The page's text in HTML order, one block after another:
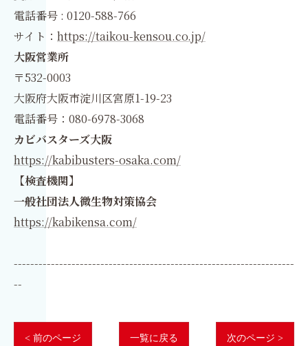
電話番号 : 0120-588-766
サイト： https://taikou-kensou.co.jp/
大阪営業所
〒532-0003
大阪府大阪市淀川区宮原1-19-23
電話番号：080-6978-3068
カビバスターズ大阪
https://kabibusters-osaka.com/
【検査機関】
一般社団法人微生物対策協会
https://kabikensa.com/
--------------------------------------------------------------------
--
< 前のページ 一覧に戻る 次のページ >